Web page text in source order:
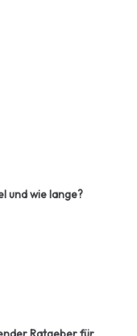
und wie lange?